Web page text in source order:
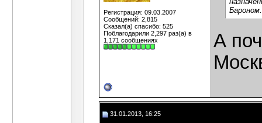
Регистрация: 09.03.2007
Сообщений: 2,815
Сказал(а) спасибо: 525
Поблагодарили 2,297 раз(а) в
1,171 сообщениях
Бароном.
А
31.01.2013, 16:25